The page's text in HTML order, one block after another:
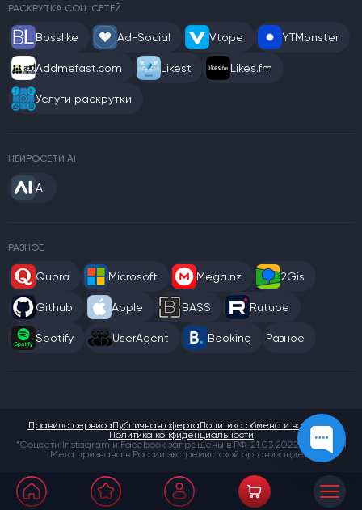
РАСКРУТКА СОЦ. СЕТЕЙ
Bosslike Ad-Social Vtope YTMonster
Addmefast.com Likest Likes.fm
Услуги раскрутки
НЕЙРОСЕТИ AI
AI
РАЗНОЕ
Quora Microsoft Mega.nz 2Gis
Github Apple BASS Rutube
Spotify UserAgent Booking Разное
*Соцсети Instagram и Facebook запрещены в РФ. 21.03.2022 компания
Meta признана в России экстремистской организацией.
Правила сервисаПубличная офертаПолитика обмена и возврата
Политика конфиденциальности